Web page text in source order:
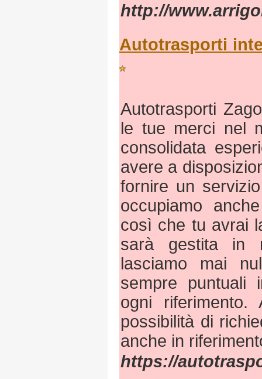
http://
Autotrasporti
Autotrasporti
le tue merci nel
consolidata
avere a
fornire un
occupiamo
così che tu avrai
sarà gestita in
lasciamo mai
sempre puntuali
ogni
possibilità di
anche in
https://